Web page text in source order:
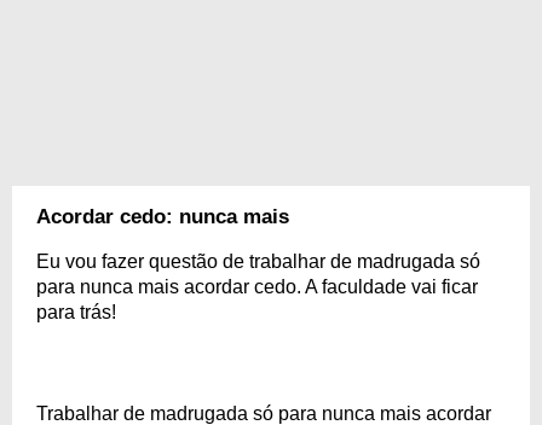
Acordar cedo: nunca mais
Eu vou fazer questão de trabalhar de madrugada só
para nunca mais acordar cedo. A faculdade vai ficar
para trás!
Trabalhar de madrugada só para nunca mais acordar